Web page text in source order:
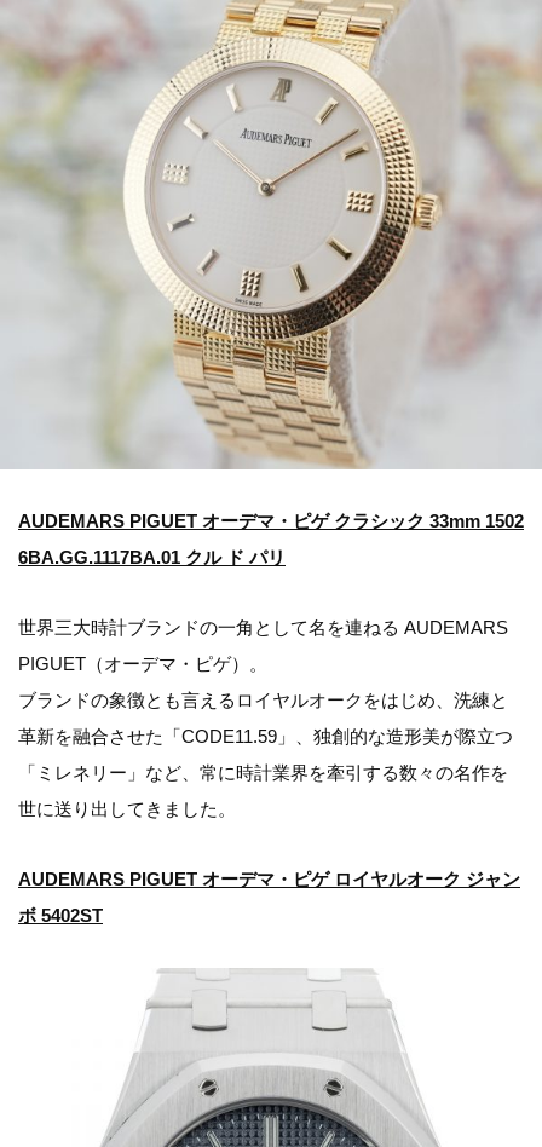
AUDEMARS PIGUET オーデマ・ピゲ クラシック 33mm 1502
6BA.GG.1117BA.01 クル ド パリ
世界三大時計ブランドの一角として名を連ねる AUDEMARS
PIGUET（オーデマ・ピゲ）。
ブランドの象徴とも言えるロイヤルオークをはじめ、洗練と
革新を融合させた「CODE11.59」、独創的な造形美が際立つ
「ミレネリー」など、常に時計業界を牽引する数々の名作を
世に送り出してきました。
AUDEMARS PIGUET オーデマ・ピゲ ロイヤルオーク ジャン
ボ 5402ST